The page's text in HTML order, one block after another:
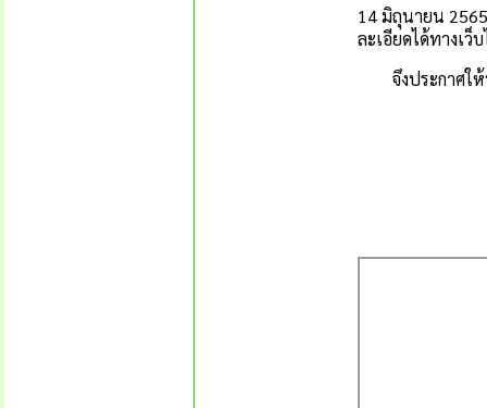
14 มิถุนายน
ละเอียดได้ทางเ
จึงประกาศให้